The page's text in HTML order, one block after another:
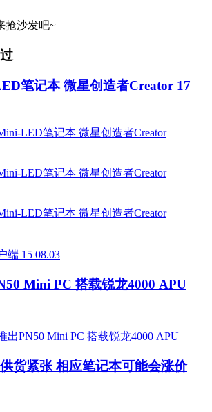
抢沙发吧~
笔记本 微星创造者Creator 17
端 15 08.03
Mini PC 搭载锐龙4000 APU
货紧张 相应笔记本可能会涨价